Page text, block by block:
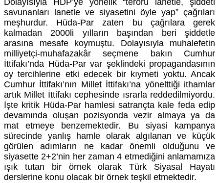
Dolayısıyla HDP’ye yönelik “terörü lanetle, şiddeti
savunanları lanetle ve siyasetini öyle yap” çağrıları
meşhurdur. Hüda-Par zaten bu çağrılara gerek
kalmadan 2000li yılların başından beri şiddetle
arasına mesafe koymuştu. Dolayısıyla muhalefetin
milliyetçi-muhafazakâr seçmene bakın Cumhur
İttifakı’nda Hüda-Par var şeklindeki propagandasının
oy tercihlerine etki edecek bir kıymeti yoktu. Ancak
Cumhur İttifakı’nın Millet İttifakı’na yönelttiği ithamlar
artık Millet İttifakı cephesinde ısrarla reddedilmiyordu.
İşte kritik Hüda-Par hamlesi satrançta kale feda edip
devamında oluşan pozisyonda vezir almaya ya da
mat etmeye benzemektedir. Bu siyasi kampanya
sürecinde yanlış hamle olarak algılanan ve küçük
görülen adımların ne kadar önemli olduğunu ve
siyasette 2+2’nin her zaman 4 etmediğini anlamamıza
ışık tutan bir örnek olarak Türk Siyasal Hayatı
derslerine konu olacak bir örnek teşkil etmektedir.